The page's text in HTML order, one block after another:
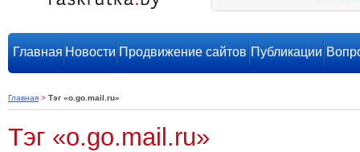
Главная Новости Продвижение сайтов Публикации
Главная > Тэг «o.go.mail.ru»
Тэг «o.go.mail.ru»